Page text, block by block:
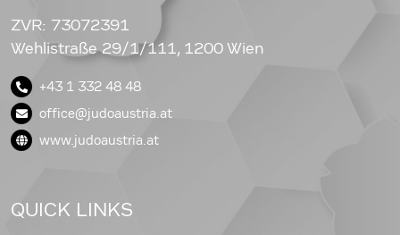
ZVR: 73072391
Wehlistraße 29/1/111, 1200 Wien
+43 1 332 48 48
office@judoaustria.at
www.judoaustria.at
QUICK LINKS